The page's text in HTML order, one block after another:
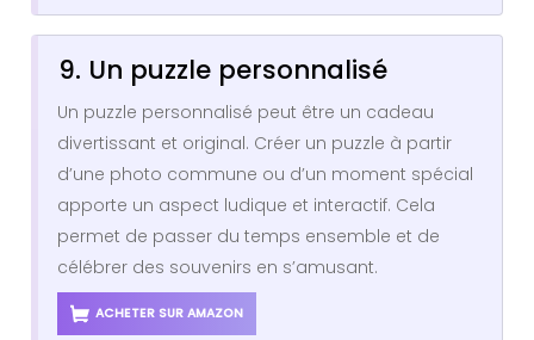
9. Un puzzle personnalisé
Un puzzle personnalisé peut être un cadeau
divertissant et original. Créer un puzzle à partir
d’une photo commune ou d’un moment spécial
apporte un aspect ludique et interactif. Cela
permet de passer du temps ensemble et de
célébrer des souvenirs en s’amusant.
ACHETER SUR AMAZON